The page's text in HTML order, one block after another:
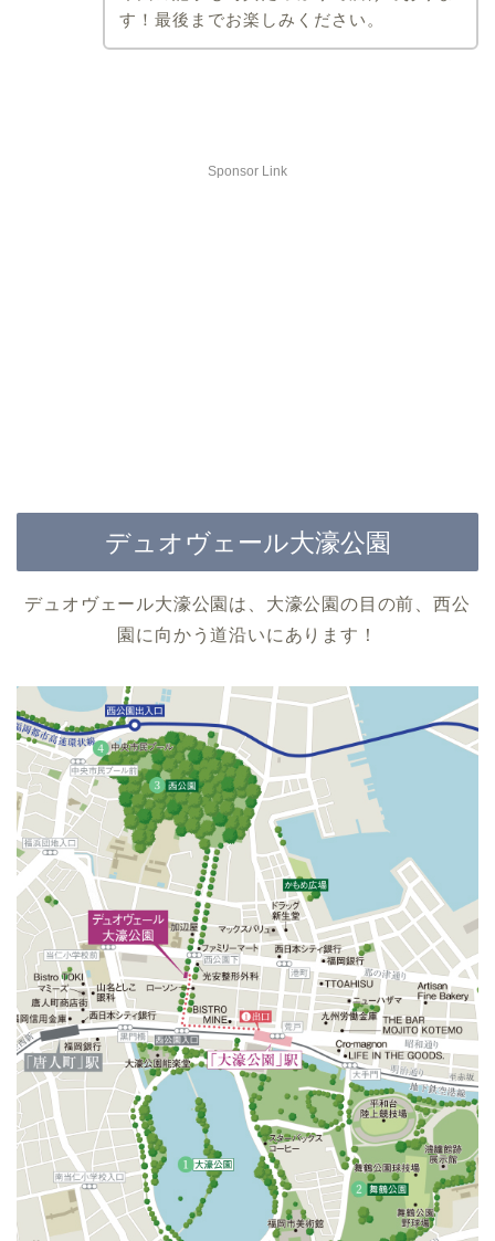
す！最後までお楽しみください。
Sponsor Link
デュオヴェール大濠公園
デュオヴェール大濠公園は、大濠公園の目の前、西公
園に向かう道沿いにあります！